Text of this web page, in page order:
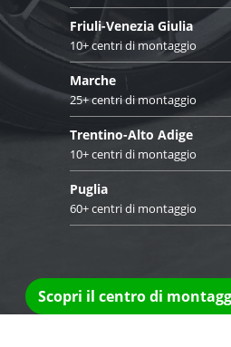
Friuli-Venezia Giulia
10+ centri di montaggio
Marche
25+ centri di montaggio
Trentino-Alto Adige
10+ centri di montaggio
Puglia
60+ centri di montaggio
Scopri il centro di